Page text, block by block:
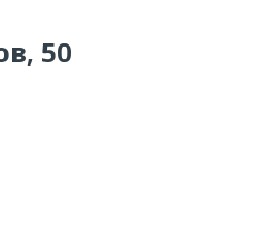
50